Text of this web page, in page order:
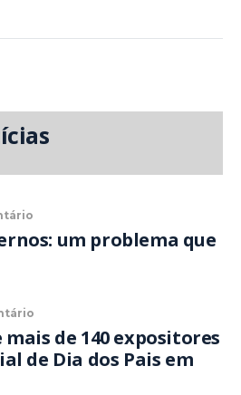
um problema que
de 140 expositores
de Dia dos Pais em